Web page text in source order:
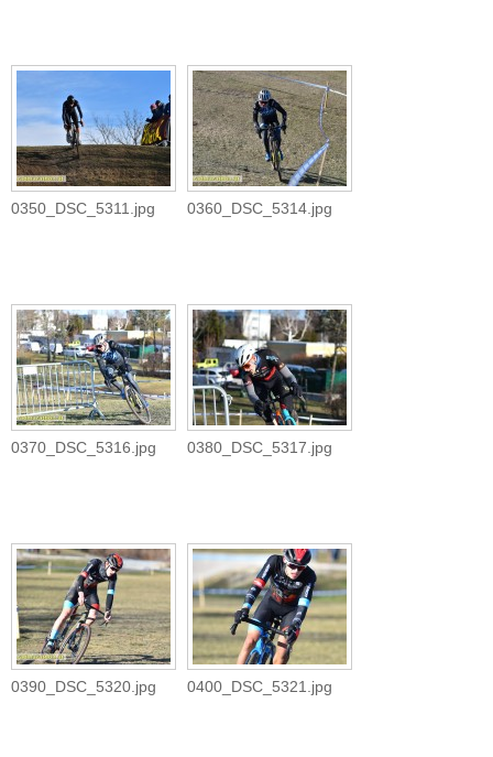
0350_DSC_5311.jpg 0360_DSC_5314.jpg
0370_DSC_5316.jpg 0380_DSC_5317.jpg
0390_DSC_5320.jpg 0400_DSC_5321.jpg